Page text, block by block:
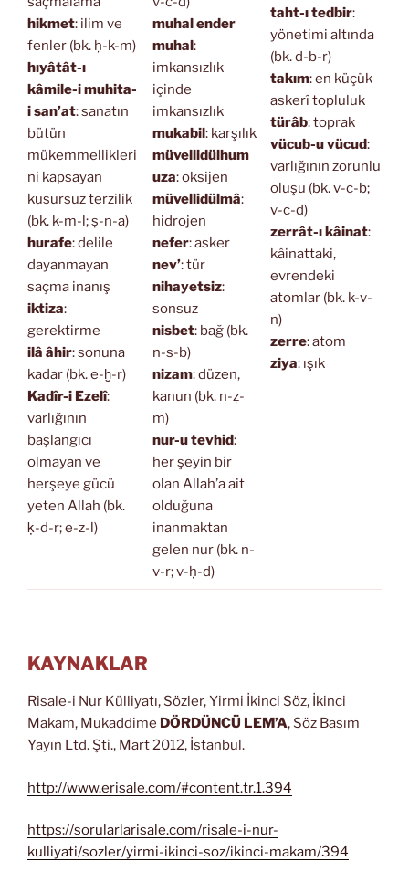
hikmet: ilim ve
fenler (bk. ḥ-k-m)
hıyâtât-ı
kâmile-i muhita-
i san’at: sanatın
bütün
mükemmellikleri
ni kapsayan
kusursuz terzilik
(bk. k-m-l; ṣ-n-a)
hurafe: delile
dayanmayan
saçma inanış
iktiza:
gerektirme
ilâ âhir: sonuna
kadar (bk. e-ḫ-r)
Kadîr-i Ezelî:
varlığının
başlangıcı
olmayan ve
herşeye gücü
yeten Allah (bk.
ḳ-d-r; e-z-l)
muhal ender
muhal:
imkansızlık
içinde
imkansızlık
mukabil: karşılık
müvellidülhum
uza: oksijen
müvellidülmâ:
hidrojen
nefer: asker
nev’: tür
nihayetsiz:
sonsuz
nisbet: bağ (bk.
n-s-b)
nizam: düzen,
kanun (bk. n-ẓ-
m)
nur-u tevhid:
her şeyin bir
olan Allah’a ait
olduğuna
inanmaktan
gelen nur (bk. n-
v-r; v-ḥ-d)
taht-ı tedbir:
yönetimi altında
(bk. d-b-r)
takım: en küçük
askerî topluluk
türâb: toprak
vücub-u vücud:
varlığının zorunlu
oluşu (bk. v-c-b;
v-c-d)
zerrât-ı kâinat:
kâinattaki,
evrendeki
atomlar (bk. k-v-
n)
zerre: atom
ziya: ışık
KAYNAKLAR
Risale-i Nur Külliyatı, Sözler, Yirmi İkinci Söz, İkinci
Makam, Mukaddime DÖRDÜNCÜ LEM’A, Söz Basım
Yayın Ltd. Şti., Mart 2012, İstanbul.
http://www.erisale.com/#content.tr.1.394
https://sorularlarisale.com/risale-i-nur-
kulliyati/sozler/yirmi-ikinci-soz/ikinci-makam/394